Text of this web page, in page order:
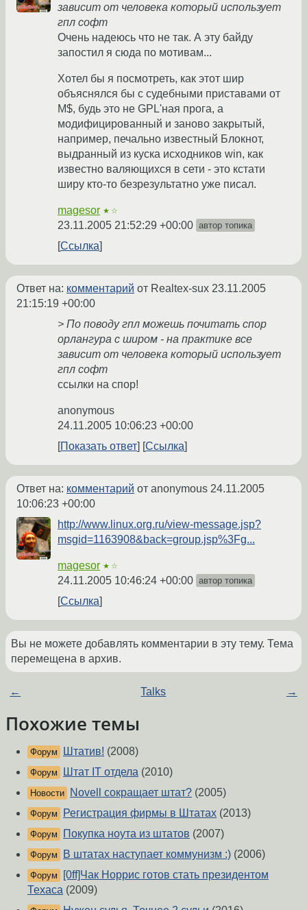
зависит от человека который использует
гпл софт
Очень надеюсь что не так. А эту байду
запостил я сюда по мотивам...
Хотел бы я посмотреть, как этот шир
объяснялся бы с судебными приставами от
M$, будь это не GPL'ная прога, а
модифицированный и заново закрытый,
например, печально известный Блокнот,
выдранный из куска исходников win, как
известно валяющихся в сети - это кстати
ширу кто-то безрезультатно уже писал.
magesor ★☆
23.11.2005 21:52:29 +00:00 автор топика
Ссылка
Ответ на: комментарий от Realtex-sux 23.11.2005
21:15:19 +00:00
> По поводу гпл можешь почитать спор
орлангура с широм - на практике все
зависит от человека который использует
гпл софт
ссылки на спор!
anonymous
24.11.2005 10:06:23 +00:00
Показать ответ
Ссылка
Ответ на: комментарий от anonymous 24.11.2005
10:06:23 +00:00
http://www.linux.org.ru/view-message.jsp?
msgid=1163908&back=group.jsp%3Fg...
magesor ★☆
24.11.2005 10:46:24 +00:00 автор топика
Ссылка
Вы не можете добавлять комментарии в эту тему. Тема
перемещена в архив.
← Talks →
Похожие темы
Форум Штатив! (2008)
Форум Штат IT отдела (2010)
Новости Novell сокращает штат? (2005)
Форум Регистрация фирмы в Штатах (2013)
Форум Покупка ноута из штатов (2007)
Форум В штатах наступает коммунизм :) (2006)
Форум
[0ff]Чак Норрис готов стать президентом
Техаса (2009)